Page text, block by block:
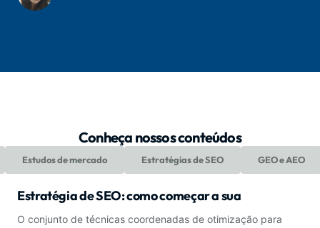
Conheça nossos conteúdos
Estudos de mercado Estratégias de SEO GEO e AEO
Estratégia de SEO: como começar a sua
O conjunto de técnicas coordenadas de otimização para